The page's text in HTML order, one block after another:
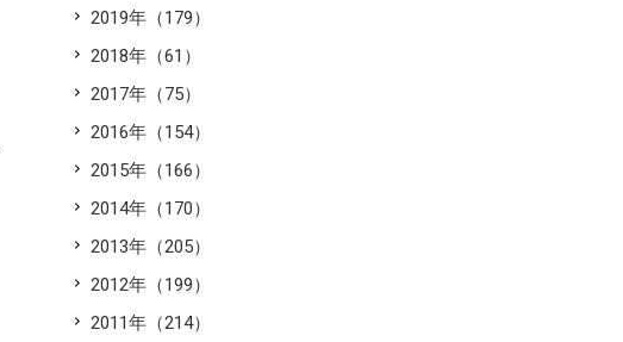
2019年（179）
2018年（61）
2017年（75）
2016年（154）
2015年（166）
2014年（170）
2013年（205）
2012年（199）
2011年（214）